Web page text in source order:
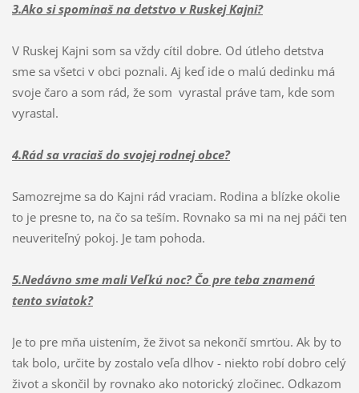
3.Ako si spomínaš na detstvo v Ruskej Kajni?
V Ruskej Kajni som sa vždy cítil dobre. Od útleho detstva
sme sa všetci v obci poznali. Aj keď ide o malú dedinku má
svoje čaro a som rád, že som vyrastal práve tam, kde som
vyrastal.
4.Rád sa vraciaš do svojej rodnej obce?
Samozrejme sa do Kajni rád vraciam. Rodina a blízke okolie
to je presne to, na čo sa teším. Rovnako sa mi na nej páči ten
neuveriteľný pokoj. Je tam pohoda.
5.Nedávno sme mali Veľkú noc? Čo pre teba znamená
tento sviatok?
Je to pre mňa uistením, že život sa nekončí smrťou. Ak by to
tak bolo, určite by zostalo veľa dlhov - niekto robí dobro celý
život a skončil by rovnako ako notorický zločinec. Odkazom